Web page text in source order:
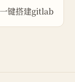
键搭建gitlab